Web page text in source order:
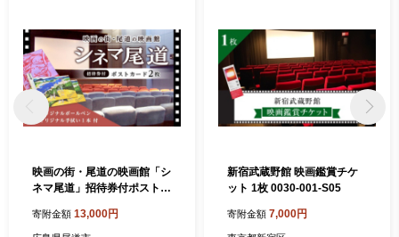
映画の街・尾道の映画館「シ
ネマ尾道」招待券付ポストカ
ペン、手拭い【映画 チケッ
寄附金額 13,000円
新宿武蔵野館 映画鑑賞チケ
ット 1枚 0030-001-S05
寄附金額 7,000円